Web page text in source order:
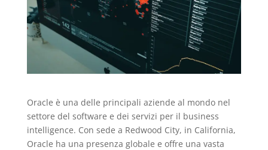
Oracle è una delle principali aziende al mondo nel
settore del software e dei servizi per il business
intelligence. Con sede a Redwood City, in California,
Oracle ha una presenza globale e offre una vasta